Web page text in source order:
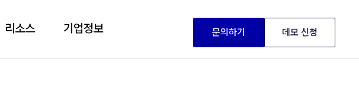
리소스 기업정보 문의하기 데모 신청